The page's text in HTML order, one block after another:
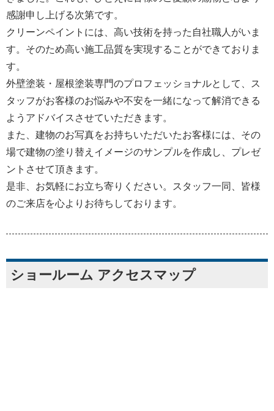
感謝申し上げる次第です。
クリーンペイントには、高い技術を持った自社職人がいま
す。そのため高い施工品質を実現することができておりま
す。
外壁塗装・屋根塗装専門のプロフェッショナルとして、ス
タッフがお客様のお悩みや不安を一緒になって解消できる
ようアドバイスさせていただきます。
また、建物のお写真をお持ちいただいたお客様には、その
場で建物の塗り替えイメージのサンプルを作成し、プレゼ
ントさせて頂きます。
是非、お気軽にお立ち寄りください。スタッフ一同、皆様
のご来店を心よりお待ちしております。
ショールーム アクセスマップ